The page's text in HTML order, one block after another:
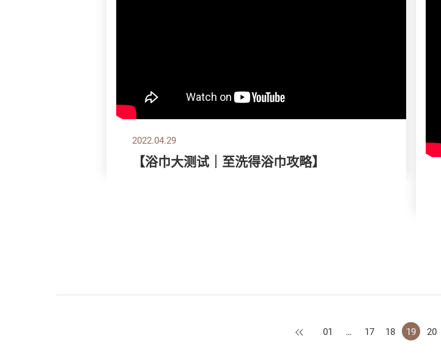
2022.04.29
【浴巾大测试｜至洗得浴巾攻略】
上一页
01 … 17 18 19 20